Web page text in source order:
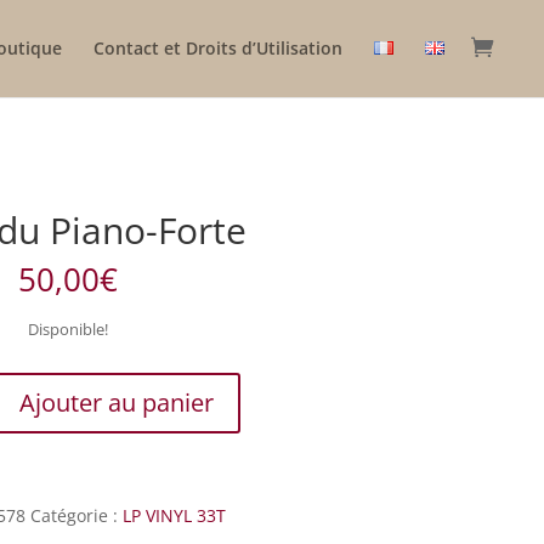
Contact et Droits d’Utilisation
Piano-Forte
50,00€
Disponible!
Ajouter au panier
Catégorie : LP VINYL 33T